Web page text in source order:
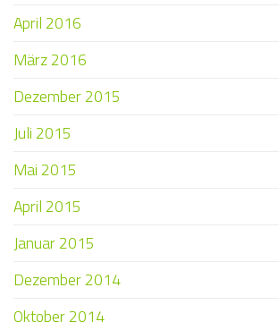
April 2016
März 2016
Dezember 2015
Juli 2015
Mai 2015
April 2015
Januar 2015
Dezember 2014
Oktober 2014